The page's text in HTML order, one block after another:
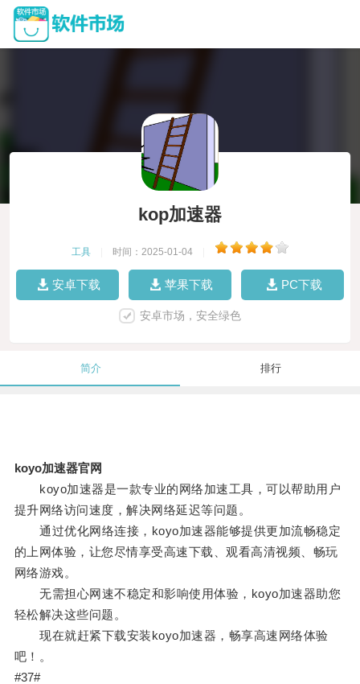
kop加速器
工具 时间：2025-01-04
安卓下载 苹果下载 PC下载
安卓市场，安全绿色
简介 排行
koyo加速器官网
koyo加速器是一款专业的网络加速工具，可以帮助用户
提升网络访问速度，解决网络延迟等问题。
通过优化网络连接，koyo加速器能够提供更加流畅稳定
的上网体验，让您尽情享受高速下载、观看高清视频、畅玩
网络游戏。
无需担心网速不稳定和影响使用体验，koyo加速器助您
轻松解决这些问题。
现在就赶紧下载安装koyo加速器，畅享高速网络体验
吧！。
#37#